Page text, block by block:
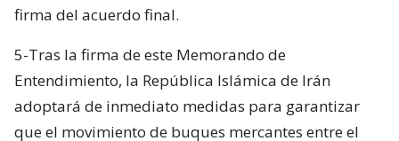
firma del acuerdo final.
5-Tras la firma de este Memorando de
Entendimiento, la República Islámica de Irán
adoptará de inmediato medidas para garantizar
que el movimiento de buques mercantes entre el